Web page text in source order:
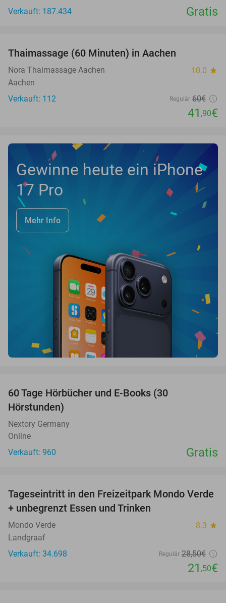
Verkauft: 187.434
Gratis
Thaimassage (60 Minuten) in Aachen
Nora Thaimassage Aachen 10.0 star
Aachen
Verkauft: 112
Regulär 60€
41 ,90€
Gewinne heute ein iPhone
17 Pro
Mehr Info
60 Tage Hörbücher und E-Books (30
Hörstunden)
Nextory Germany
Online
Verkauft: 960
Gratis
25%
Tageseintritt in den Freizeitpark Mondo Verde
+ unbegrenzt Essen und Trinken
Mondo Verde 8.3 star
Landgraaf
Verkauft: 34.698
Regulär 28,50€
21 ,50€